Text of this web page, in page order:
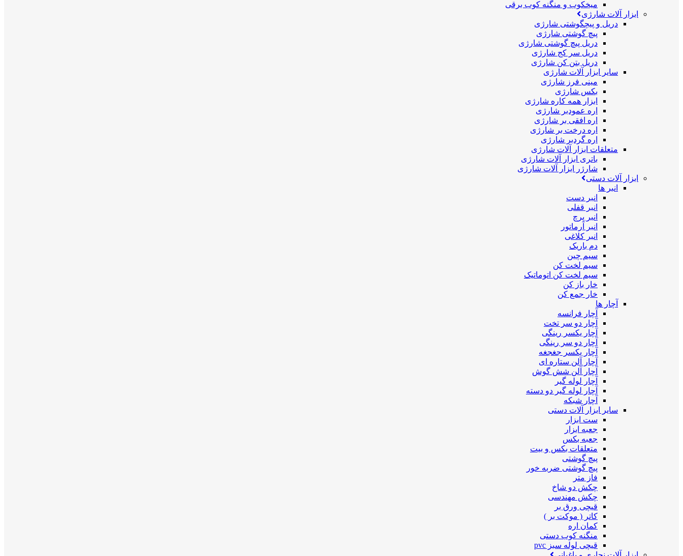
میخکوب و منگنه کوب برقی
ابزار آلات شارژی
دریل و پیچگوشتی شارژی
پیچ گوشتی شارژی
دریل پیچ گوشتی شارژی
دریل سر کج شارژی
دریل بتن کن شارژی
سایر ابزار آلات شارژی
مینی فرز شارژی
بکس شارژی
ابزار همه کاره شارژی
اره عمودبر شارژی
اره افقی بر شارژی
اره درخت بر شارژی
اره گردبر شارژی
متعلقات ابزار آلات شارژی
باتری ابزار آلات شارژی
شارژر ابزار آلات شارژی
ابزار آلات دستی
انبر ها
انبر دست
انبر قفلی
انبر پرچ
انبر آرماتور
انبر کلاغی
دم باریک
سیم چین
سیم لخت کن
سیم لخت کن اتوماتیک
خار باز کن
خار جمع کن
آچار ها
آچار فرانسه
آچار دو سر تخت
آچار یکسر رینگی
آچار دو سر رینگی
آچار یکسر جغجغه
آچار آلن ستاره ای
آچار آلن شش گوش
آچار لوله گیر
آچار لوله گیر دو دسته
آچار شبکه
سایر ابزار آلات دستی
ست ابزار
جعبه ابزار
جعبه بکس
متعلقات بکس و بیت
پیچ گوشتی
پیچ گوشتی ضربه خور
فاز متر
چکش دو شاخ
چکش مهندسی
قیچی ورق بر
کاتر ( موکت بر )
کمان اره
منگنه کوب دستی
قیچی لوله سبز pvc